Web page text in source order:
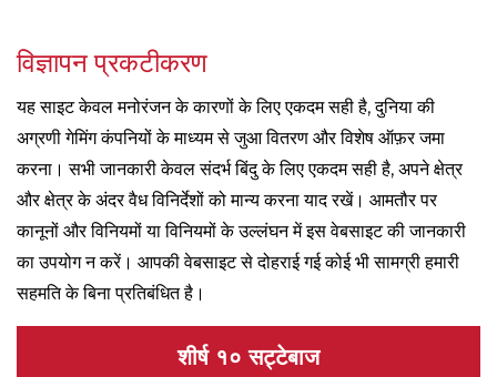
विज्ञापन प्रकटीकरण
यह साइट केवल मनोरंजन के कारणों के लिए एकदम सही है, दुनिया की
अग्रणी गेमिंग कंपनियों के माध्यम से जुआ वितरण और विशेष ऑफ़र जमा
करना। सभी जानकारी केवल संदर्भ बिंदु के लिए एकदम सही है, अपने क्षेत्र
और क्षेत्र के अंदर वैध विनिर्देशों को मान्य करना याद रखें। आमतौर पर
कानूनों और विनियमों या विनियमों के उल्लंघन में इस वेबसाइट की जानकारी
का उपयोग न करें। आपकी वेबसाइट से दोहराई गई कोई भी सामग्री हमारी
सहमति के बिना प्रतिबंधित है।
शीर्ष १० सट्टेबाज